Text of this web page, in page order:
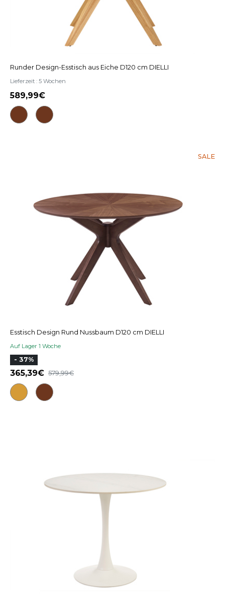
Runder Design-Esstisch aus Eiche D120 cm DIELLI
Lieferzeit : 5 Wochen
589,99
SALE
Esstisch Design Rund Nussbaum D120 cm DIELLI
Auf Lager 1 Woche
- 37%
365,39 579,99